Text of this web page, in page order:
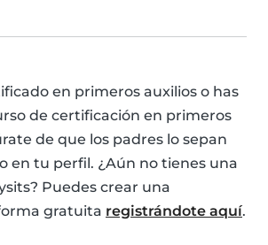
en primeros auxilios o has
de certificación en primeros
de que los padres lo sepan
en tu perfil. ¿Aún no tienes una
Puedes crear una
gratuita registrándote aquí.